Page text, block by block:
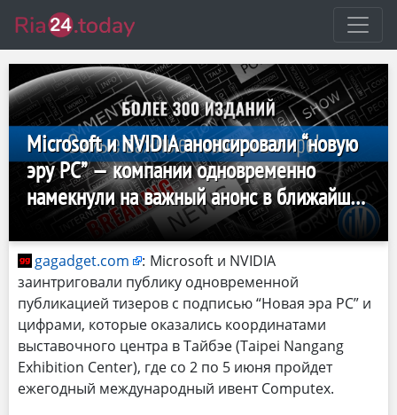
Microsoft и NVIDIA анонсировали “новую
эру PC” — компании одновременно
намекнули на важный анонс в ближайшее
время
gagadget.com : Microsoft и NVIDIA
заинтриговали публику одновременной
публикацией тизеров с подписью “Новая эра PC” и
цифрами, которые оказались координатами
выставочного центра в Тайбэе (Taipei Nangang
Exhibition Center), где со 2 по 5 июня пройдет
ежегодный международный ивент Computex.